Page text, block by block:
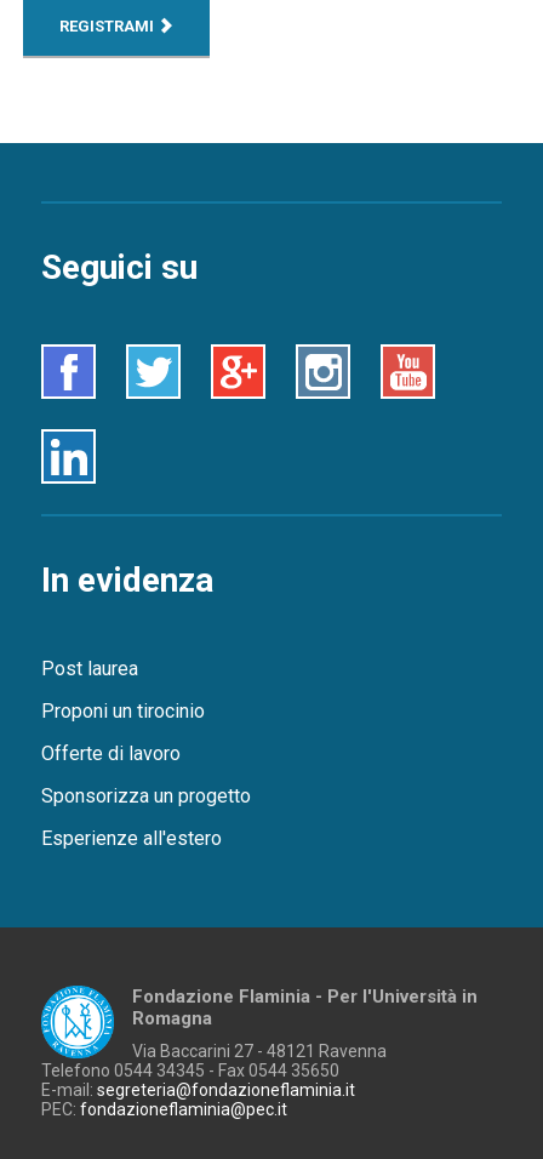
REGISTRAMI
Seguici su
Facebook Twitter Google+ Instagram Youtube
Linkedin
In evidenza
Post laurea
Proponi un tirocinio
Offerte di lavoro
Sponsorizza un progetto
Esperienze all'estero
Fondazione Flaminia - Per l'Università in
Romagna
Via Baccarini 27 - 48121 Ravenna
Telefono 0544 34345 - Fax 0544 35650
E-mail:segreteria@fondazioneflaminia.it
PEC:fondazioneflaminia@pec.it